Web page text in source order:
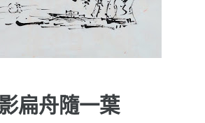
扁舟隨一葉